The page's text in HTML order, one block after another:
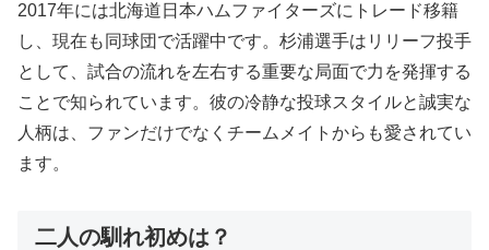
2017年には北海道日本ハムファイターズにトレード移籍
し、現在も同球団で活躍中です。杉浦選手はリリーフ投手
として、試合の流れを左右する重要な局面で力を発揮する
ことで知られています。彼の冷静な投球スタイルと誠実な
人柄は、ファンだけでなくチームメイトからも愛されてい
ます。
二人の馴れ初めは？